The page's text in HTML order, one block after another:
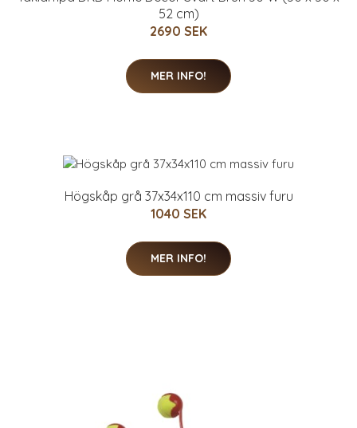
52 cm)
2690 SEK
MER INFO!
Högskåp grå 37x34x110 cm massiv furu
1040 SEK
MER INFO!